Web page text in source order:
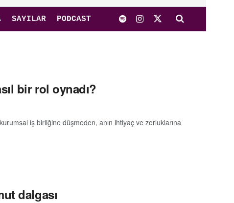
SAYILAR PODCAST
bir rol oynadı?
iş birliğine düşmeden, anın ihtiyaç ve zorluklarına
dalgası